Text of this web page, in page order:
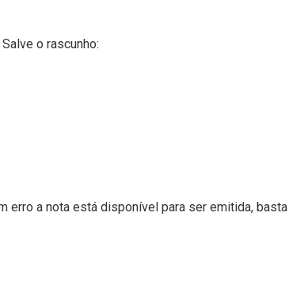
o rascunho:
erro a nota está disponível para ser emitida,